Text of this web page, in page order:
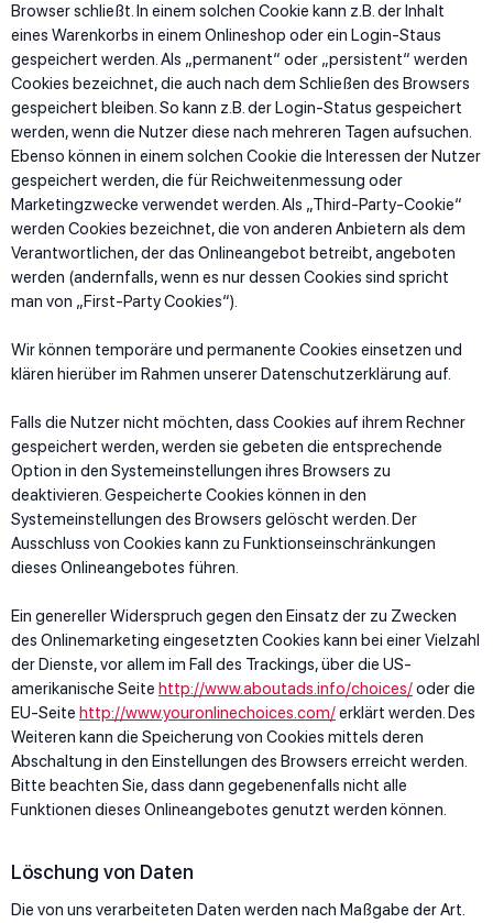
Browser schließt. In einem solchen Cookie kann z.B. der Inhalt
eines Warenkorbs in einem Onlineshop oder ein Login-Staus
gespeichert werden. Als „permanent“ oder „persistent“ werden
Cookies bezeichnet, die auch nach dem Schließen des Browsers
gespeichert bleiben. So kann z.B. der Login-Status gespeichert
werden, wenn die Nutzer diese nach mehreren Tagen aufsuchen.
Ebenso können in einem solchen Cookie die Interessen der Nutzer
gespeichert werden, die für Reichweitenmessung oder
Marketingzwecke verwendet werden. Als „Third-Party-Cookie“
werden Cookies bezeichnet, die von anderen Anbietern als dem
Verantwortlichen, der das Onlineangebot betreibt, angeboten
werden (andernfalls, wenn es nur dessen Cookies sind spricht
man von „First-Party Cookies“).
Wir können temporäre und permanente Cookies einsetzen und
klären hierüber im Rahmen unserer Datenschutzerklärung auf.
Falls die Nutzer nicht möchten, dass Cookies auf ihrem Rechner
gespeichert werden, werden sie gebeten die entsprechende
Option in den Systemeinstellungen ihres Browsers zu
deaktivieren. Gespeicherte Cookies können in den
Systemeinstellungen des Browsers gelöscht werden. Der
Ausschluss von Cookies kann zu Funktionseinschränkungen
dieses Onlineangebotes führen.
Ein genereller Widerspruch gegen den Einsatz der zu Zwecken
des Onlinemarketing eingesetzten Cookies kann bei einer Vielzahl
der Dienste, vor allem im Fall des Trackings, über die US-
amerikanische Seite http://www.aboutads.info/choices/oder die
EU-Seite http://www.youronlinechoices.com/erklärt werden. Des
Weiteren kann die Speicherung von Cookies mittels deren
Abschaltung in den Einstellungen des Browsers erreicht werden.
Bitte beachten Sie, dass dann gegebenenfalls nicht alle
Funktionen dieses Onlineangebotes genutzt werden können.
Löschung von Daten
Die von uns verarbeiteten Daten werden nach Maßgabe der Art.